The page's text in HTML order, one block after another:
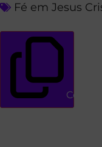
Fé em Jesus
Copiar